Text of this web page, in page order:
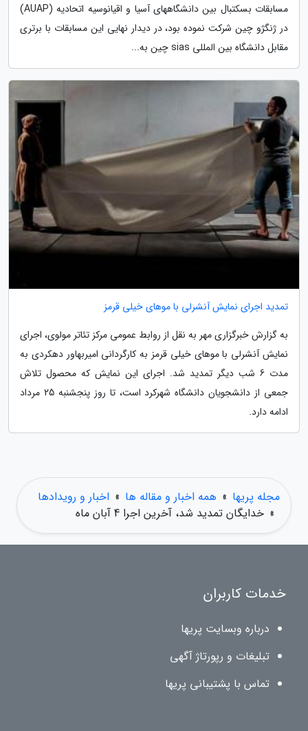
مسابقات بسکتبال بین دانشگاههای آسیا و اقیانوسیه اتحادیه (AUAP)
در ژنگژو چین شرکت نموده بود، در دیدار نهایی این مسابقات با برتری
مقابل دانشگاه بین المللی sias چین به...
تمدید اجرای نمایش آنشرلی با موهای خیلی قرمز
به گزارش خبرگزاری مهر به نقل از روابط عمومی مرکز تئاتر مولوی، اجرای
نمایش آنشرلی با موهای خیلی قرمز به کارگردانی امیربهاور دهکردی به
مدت 6 شب دیگر تمدید شد. اجرای این نمایش که محصول تلاش
جمعی از دانشجویان دانشگاه شهرکرد است، تا روز پنجشنبه 25 مرداد
ادامه دارد.
مجله پریها » همه اخبار و مقاله ها » اخبار و رویدادها
» خدایگان تمدید شد، آخرین اجرا 4 آبان ماه
خدمات کاربران
درباره وبسایت پریها
تبلیغات و رپورتاژ آگهی
تماس با پشتیبانی پریها